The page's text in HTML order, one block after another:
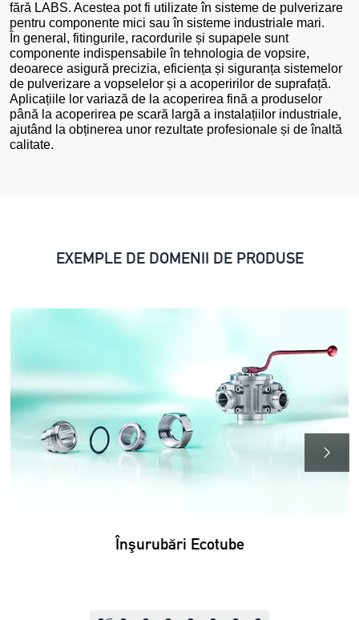
fără LABS. Acestea pot fi utilizate în sisteme de pulverizare
pentru componente mici sau în sisteme industriale mari.
În general, fitingurile, racordurile și supapele sunt
componente indispensabile în tehnologia de vopsire,
deoarece asigură precizia, eficiența și siguranța sistemelor
de pulverizare a vopselelor și a acoperirilor de suprafață.
Aplicațiile lor variază de la acoperirea fină a produselor
până la acoperirea pe scară largă a instalațiilor industriale,
ajutând la obținerea unor rezultate profesionale și de înaltă
calitate.
EXEMPLE DE DOMENII DE PRODUSE
Înşurubări Ecotube